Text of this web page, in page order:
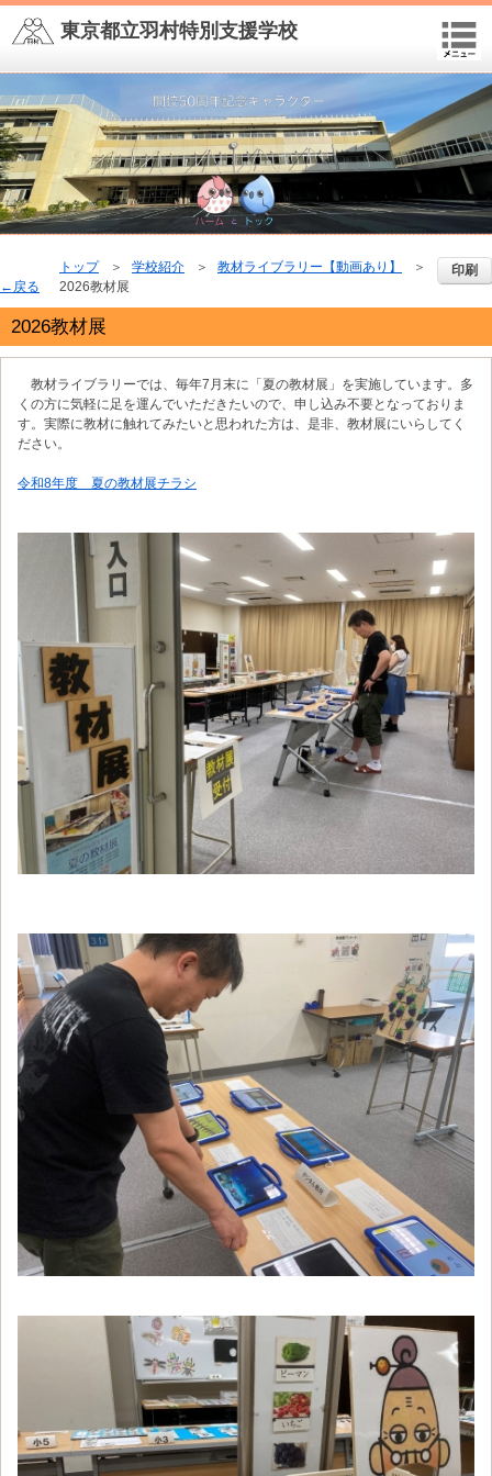
東京都立羽村特別支援学校
戻る
トップ 学校紹介
教材ライブラリー【動画あり】
2026教材展
印刷
2026教材展
教材ライブラリーでは、毎年7月末に「夏の教材展」を実施しています。多
くの方に気軽に足を運んでいただきたいので、申し込み不要となっておりま
す。実際に教材に触れてみたいと思われた方は、是非、教材展にいらしてく
ださい。
令和8年度 夏の教材展チラシ